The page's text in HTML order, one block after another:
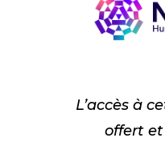
L’accès à
offert et